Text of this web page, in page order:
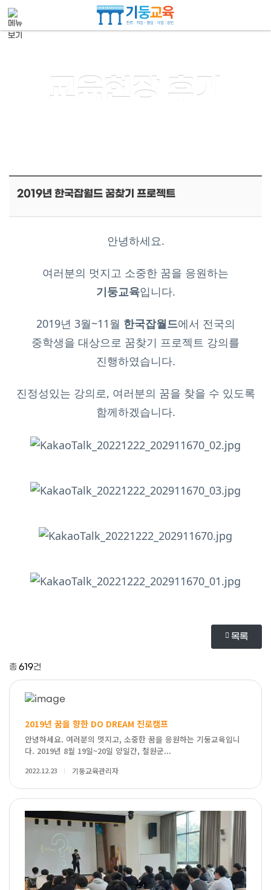
메뉴 건너뛰기
교육현장 후기
2019년 한국잡월드 꿈찾기 프로젝트
안녕하세요.
여러분의 멋지고 소중한 꿈을 응원하는
기둥교육입니다.
2019년 3월~11월 한국잡월드에서 전국의
중학생을 대상으로 꿈찾기 프로젝트 강의를
진행하였습니다.
진정성있는 강의로, 여러분의 꿈을 찾을 수 있도록
함께하겠습니다.
목록
총619건
2019년 꿈을 향한 DO DREAM 진로캠프
안녕하세요. 여러분의 멋지고, 소중한 꿈을 응원하는 기둥교육입니
다. 2019년 8월 19일~20일 양일간, 철원군...
2022.12.23 기둥교육관리자